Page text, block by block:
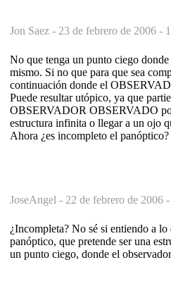
Jon Saez - 23 de febrero de 2006 -
No que tenga un punto ciego
mismo. Si no que para que sea
continuación donde el
Puede resultar utópico, ya que
OBSERVADOR OBSERVADO
estructura infinita o llegar a un ojo
Ahora ¿es incompleto el panóptico?
JoseAngel - 22 de febrero de 2006
¿Incompleta? No sé si entiendo a
panóptico, que pretende ser una
un punto ciego, donde el